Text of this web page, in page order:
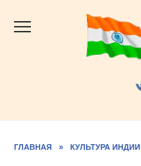
ГЛАВНАЯ » КУЛЬТУРА ИНДИИ